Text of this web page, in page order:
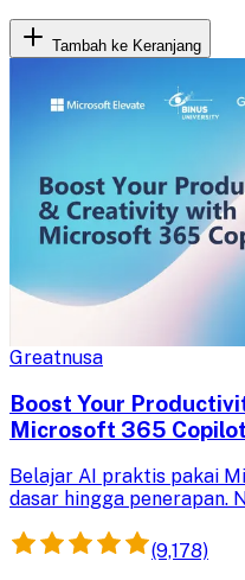
Tambah ke Keranjang
Greatnusa
Boost Your
Microsoft 365 Copilot
Belajar AI praktis pakai
dasar hingga penerapan.
(9,178)